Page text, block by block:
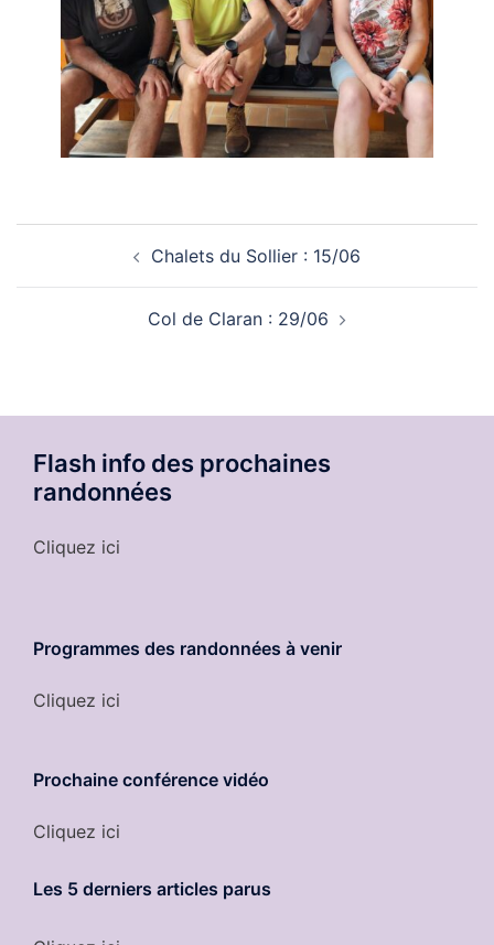
Chalets du Sollier : 15/06
Col de Claran : 29/06
Flash info des prochaines
randonnées
Cliquez ici
Programmes des randonnées à venir
Cliquez ici
Prochaine conférence vidéo
Cliquez ici
Les 5 derniers articles parus